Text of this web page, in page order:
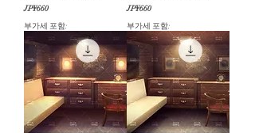
가격
JP¥660
부가세 포함:
가격
JP¥660
부가세 포함: